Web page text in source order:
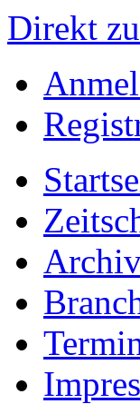
Direkt